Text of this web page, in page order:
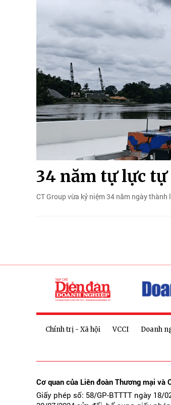
34 năm tự lực tự
CT Group vừa kỷ niệm 34 năm ngày
Chính trị - Xã hội VCCI Doanh
Cơ quan của Liên đoàn Thương mại và
Giấy phép số: 58/GP-BTTTT ngày 18/